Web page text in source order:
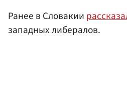
Ранее в Словакии
западных либералов.